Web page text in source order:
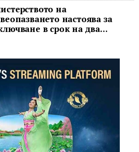
на
настоява за
в срок на два